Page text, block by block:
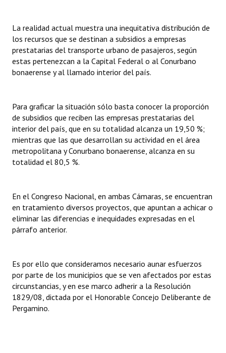
La realidad actual muestra una inequitativa distribución de
los recursos que se destinan a subsidios a empresas
prestatarias del transporte urbano de pasajeros, según
estas pertenezcan a la Capital Federal o al Conurbano
bonaerense y al llamado interior del país.
Para graficar la situación sólo basta conocer la proporción
de subsidios que reciben las empresas prestatarias del
interior del país, que en su totalidad alcanza un 19,50 %;
mientras que las que desarrollan su actividad en el área
metropolitana y Conurbano bonaerense, alcanza en su
totalidad el 80,5 %.
En el Congreso Nacional, en ambas Cámaras, se encuentran
en tratamiento diversos proyectos, que apuntan a achicar o
eliminar las diferencias e inequidades expresadas en el
párrafo anterior.
Es por ello que consideramos necesario aunar esfuerzos
por parte de los municipios que se ven afectados por estas
circunstancias, y en ese marco adherir a la Resolución
1829/08, dictada por el Honorable Concejo Deliberante de
Pergamino.